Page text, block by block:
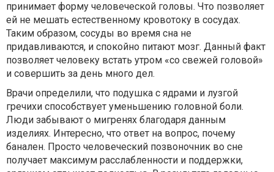
принимает форму человеческой головы. Что позволяет
ей не мешать естественному кровотоку в сосудах.
Таким образом, сосуды во время сна не
придавливаются, и спокойно питают мозг. Данный факт
позволяет человеку встать утром «со свежей головой»
и совершить за день много дел.
Врачи определили, что подушка с ядрами и лузгой
гречихи способствует уменьшению головной боли.
Люди забывают о мигренях благодаря данным
изделиях. Интересно, что ответ на вопрос, почему
банален. Просто человеческий позвоночник во сне
получает максимум расслабленности и поддержки,